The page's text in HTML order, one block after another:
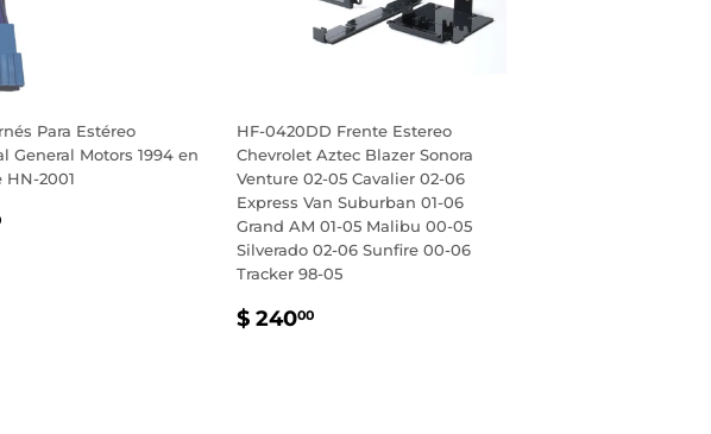
Para Estéreo
General Motors 1994 en
2001
HF-0420DD Frente Estereo
Chevrolet Aztec Blazer Sonora
Venture 02-05 Cavalier 02-06
Express Van Suburban 01-06
Grand AM 01-05 Malibu 00-05
Silverado 02-06 Sunfire 00-06
Tracker 98-05
PRECIO
$ 24000$